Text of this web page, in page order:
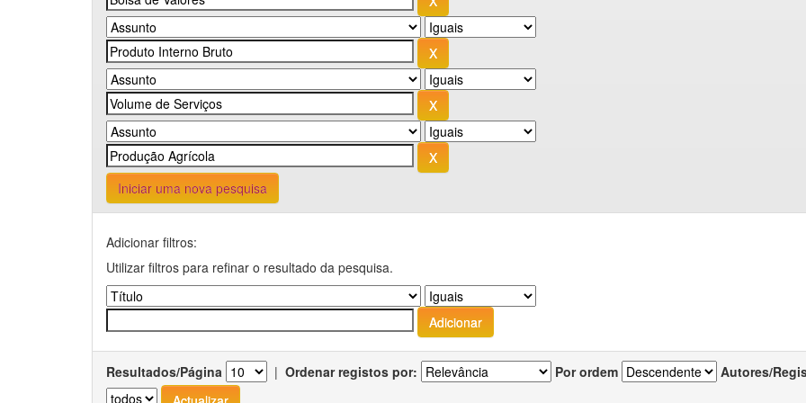
Iniciar uma nova pesquisa
Adicionar filtros:
Utilizar filtros para refinar o resultado da pesquisa.
Resultados/Página | Ordenar registos por: Por ordem Autores/